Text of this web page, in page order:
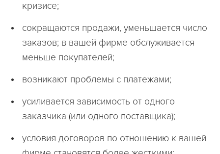
кризисе;
сокращаются продажи, уменьшается число
заказов; в вашей фирме обслуживается
меньше покупателей;
возникают проблемы с платежами;
усиливается зависимость от одного
заказчика (или одного поставщика);
условия договоров по отношению к вашей